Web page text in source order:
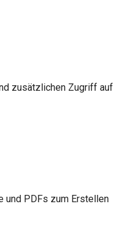
zusätzlichen Zugriff auf
und PDFs zum Erstellen